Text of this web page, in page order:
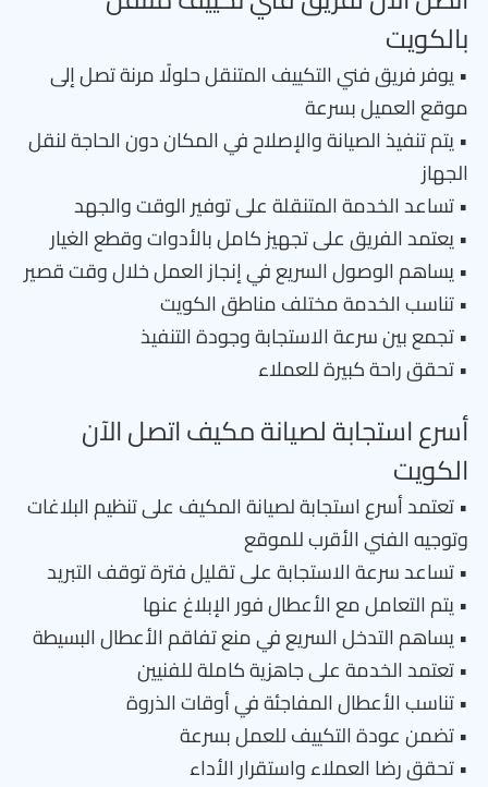
بالكويت
• يوفر فريق فني التكييف المتنقل حلولًا مرنة تصل إلى
موقع العميل بسرعة
• يتم تنفيذ الصيانة والإصلاح في المكان دون الحاجة لنقل
الجهاز
• تساعد الخدمة المتنقلة على توفير الوقت والجهد
• يعتمد الفريق على تجهيز كامل بالأدوات وقطع الغيار
• يساهم الوصول السريع في إنجاز العمل خلال وقت قصير
• تناسب الخدمة مختلف مناطق الكويت
• تجمع بين سرعة الاستجابة وجودة التنفيذ
• تحقق راحة كبيرة للعملاء
أسرع استجابة لصيانة مكيف اتصل الآن
الكويت
• تعتمد أسرع استجابة لصيانة المكيف على تنظيم البلاغات
وتوجيه الفني الأقرب للموقع
• تساعد سرعة الاستجابة على تقليل فترة توقف التبريد
• يتم التعامل مع الأعطال فور الإبلاغ عنها
• يساهم التدخل السريع في منع تفاقم الأعطال البسيطة
• تعتمد الخدمة على جاهزية كاملة للفنيين
• تناسب الأعطال المفاجئة في أوقات الذروة
• تضمن عودة التكييف للعمل بسرعة
• تحقق رضا العملاء واستقرار الأداء